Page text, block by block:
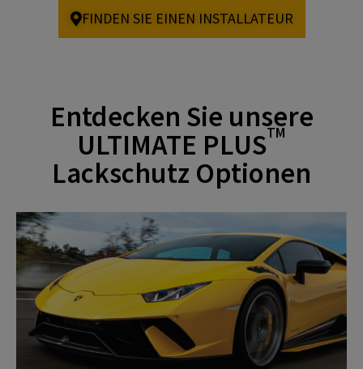
FINDEN SIE EINEN INSTALLATEUR
Entdecken Sie unsere
ULTIMATE PLUSTM
Lackschutz Optionen